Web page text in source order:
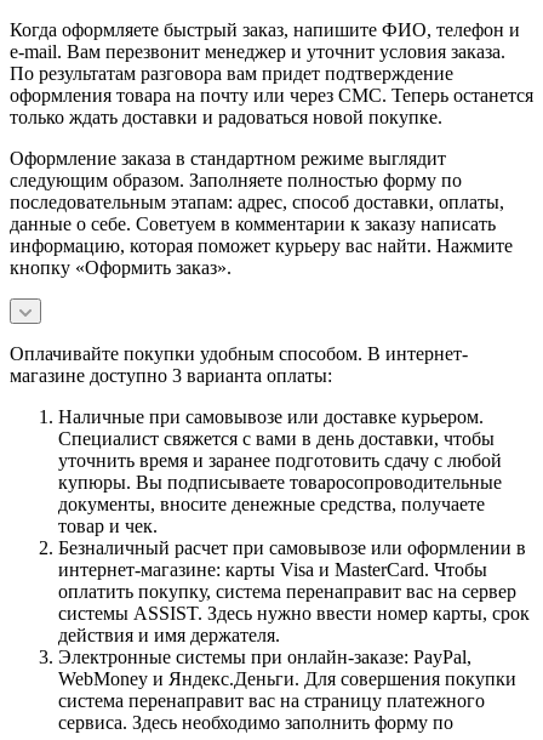
Когда оформляете быстрый заказ, напишите ФИО, телефон и
e-mail. Вам перезвонит менеджер и уточнит условия заказа.
По результатам разговора вам придет подтверждение
оформления товара на почту или через СМС. Теперь останется
только ждать доставки и радоваться новой покупке.
Оформление заказа в стандартном режиме выглядит
следующим образом. Заполняете полностью форму по
последовательным этапам: адрес, способ доставки, оплаты,
данные о себе. Советуем в комментарии к заказу написать
информацию, которая поможет курьеру вас найти. Нажмите
кнопку «Оформить заказ».
Оплачивайте покупки удобным способом. В интернет-
магазине доступно 3 варианта оплаты:
Наличные при самовывозе или доставке курьером.
Специалист свяжется с вами в день доставки, чтобы
уточнить время и заранее подготовить сдачу с любой
купюры. Вы подписываете товаросопроводительные
документы, вносите денежные средства, получаете
товар и чек.
Безналичный расчет при самовывозе или оформлении в
интернет-магазине: карты Visa и MasterCard. Чтобы
оплатить покупку, система перенаправит вас на сервер
системы ASSIST. Здесь нужно ввести номер карты, срок
действия и имя держателя.
Электронные системы при онлайн-заказе: PayPal,
WebMoney и Яндекс.Деньги. Для совершения покупки
система перенаправит вас на страницу платежного
сервиса. Здесь необходимо заполнить форму по